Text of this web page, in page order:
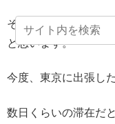
それでも、毎日シェ
と思います。
今度、東京に出張し
数日くらいの滞在だ